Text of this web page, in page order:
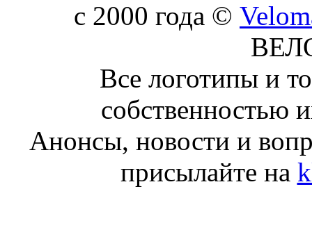
c 2000 года ©
Все логотипы и
собственностью
Анонсы, новости и
присылайте на